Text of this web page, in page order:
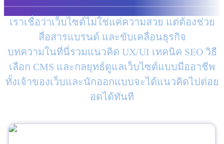
เราเชื่อว่าเว็บไซต์ไม่ใช่แค่ความสวย แต่ต้องช่วย
สื่อสารแบรนด์ และขับเคลื่อนธุรกิจ
บทความในที่นี่รวมแนวคิด UX/UI เทคนิค SEO วิธี
เลือก CMS และกลยุทธ์ดูแลเว็บไซต์แบบมืออาชีพ
ทั้งเจ้าของเว็บและนักออกแบบจะได้แนวคิดไปต่อย
อดได้ทันที